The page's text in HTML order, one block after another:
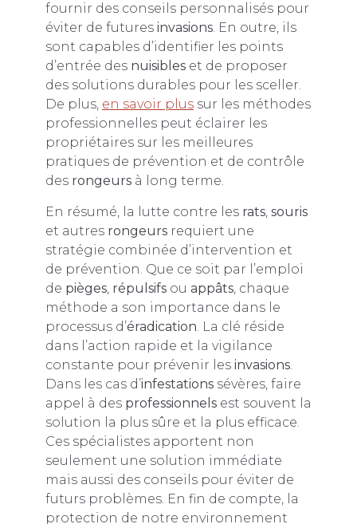
fournir des conseils personnalisés pour
éviter de futures invasions. En outre, ils
sont capables d’identifier les points
d’entrée des nuisibleset de proposer
des solutions durables pour les sceller.
De plus, en savoir plussur les méthodes
professionnelles peut éclairer les
propriétaires sur les meilleures
pratiques de prévention et de contrôle
des rongeursà long terme.
En résumé, la lutte contre les rats, souris
et autres rongeursrequiert une
stratégie combinée d’intervention et
de prévention. Que ce soit par l’emploi
de pièges, répulsifsou appâts, chaque
méthode a son importance dans le
processus d’éradication . La clé réside
dans l’action rapide et la vigilance
constante pour prévenir les invasions.
Dans les cas d’infestationssévères, faire
appel à des professionnelsest souvent la
solution la plus sûre et la plus efficace.
Ces spécialistes apportent non
seulement une solution immédiate
mais aussi des conseils pour éviter de
futurs problèmes. En fin de compte, la
protection de notre environnement